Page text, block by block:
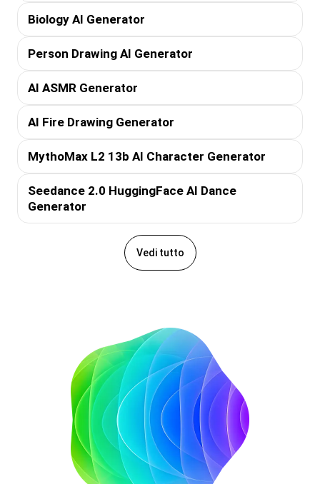
Biology AI Generator
Person Drawing AI Generator
AI ASMR Generator
AI Fire Drawing Generator
MythoMax L2 13b AI Character Generator
Seedance 2.0 HuggingFace AI Dance
Generator
Vedi tutto